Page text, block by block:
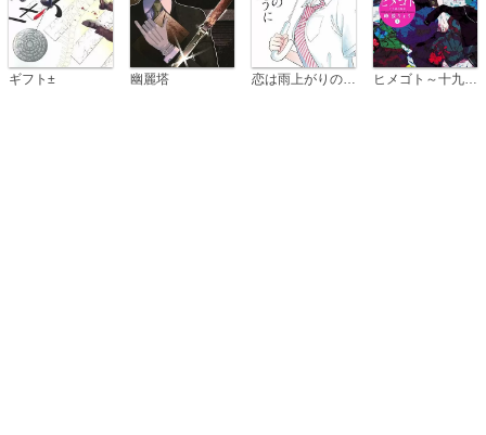
ギフト± 幽麗塔